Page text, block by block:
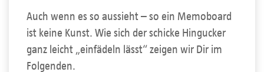
Auch wenn es so aussieht – so ein Memoboard
ist keine Kunst. Wie sich der schicke Hingucker
ganz leicht „einfädeln lässt“ zeigen wir Dir im
Folgenden.